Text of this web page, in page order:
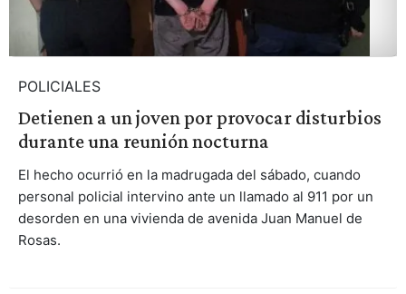
POLICIALES
Detienen a un joven por provocar disturbios
durante una reunión nocturna
El hecho ocurrió en la madrugada del sábado, cuando
personal policial intervino ante un llamado al 911 por un
desorden en una vivienda de avenida Juan Manuel de
Rosas.